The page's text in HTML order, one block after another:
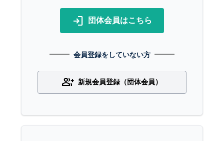
login 団体会員はこちら
会員登録をしていない方
group_add 新規会員登録（団体会員）